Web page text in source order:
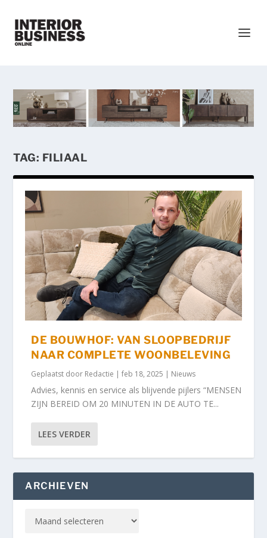
TAG: FILIAAL
DE BOUWHOF: VAN SLOOPBEDRIJF
NAAR COMPLETE WOONBELEVING
Geplaatst door Redactie |feb 18, 2025 | Nieuws
Advies, kennis en service als blijvende pijlers “MENSEN
ZIJN BEREID OM 20 MINUTEN IN DE AUTO TE...
LEES VERDER
ARCHIEVEN